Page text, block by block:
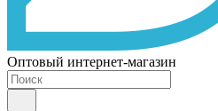
Оптовый интернет-магазин